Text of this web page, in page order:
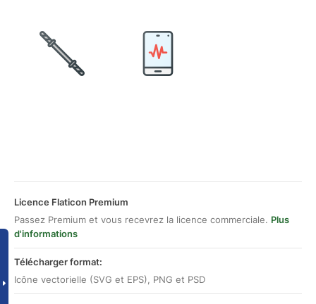
Licence Flaticon Premium
Passez Premium et vous recevrez la licence commerciale. Plus
d'informations
Télécharger format:
Icône vectorielle (SVG et EPS), PNG et PSD